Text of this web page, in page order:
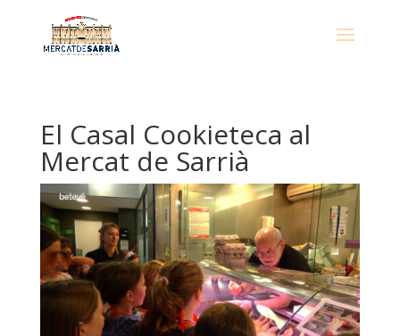
El Casal Cookieteca al
Mercat de Sarrià